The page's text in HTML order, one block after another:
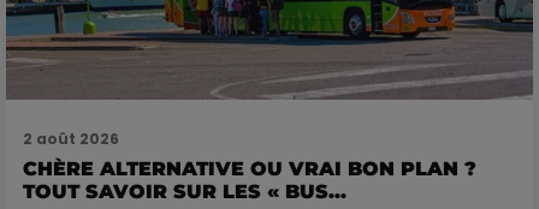
2 août 2026
CHÈRE ALTERNATIVE OU VRAI BON PLAN ?
TOUT SAVOIR SUR LES « BUS...